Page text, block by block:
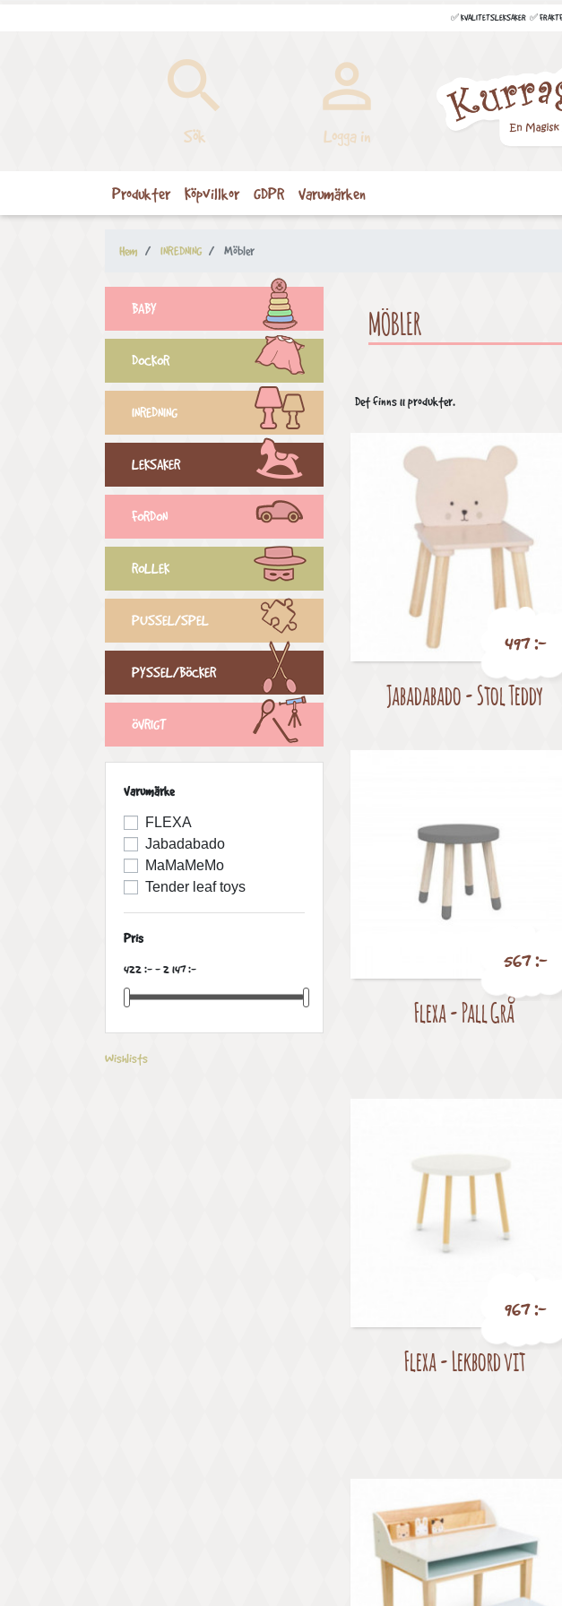
✅ KVALITETSLEKSAKER ✅

Sök

Logga in
Produkter Köpvillkor GDPR Varumärken
Hem INREDNING Möbler
BABY
DOCKOR
INREDNING
LEKSAKER
FORDON
ROLLEK
PUSSEL/SPEL
PYSSEL/BÖCKER
ÖVRIGT
Varumärke
FLEXA
Jabadabado
MaMaMeMo
Tender leaf toys
Pris
422 :- - 2 147 :-
Wishlists
MÖBLER
Det finns 11 produkter.
Pris
497 :-
Jabadabado - Stol Teddy
Pris
567 :-
Flexa - Pall Grå
Pris
967 :-
Flexa - Lekbord vit